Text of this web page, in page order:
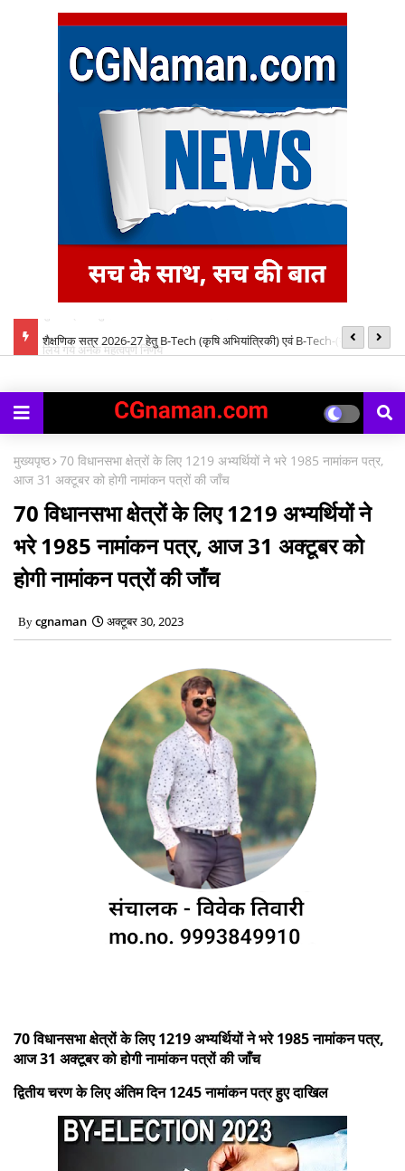
में शैक्षणिक सत्र 2026-27 हेतु B-Tech (कृषि अभियांत्रिकी) एवं B-Tech-(खाद्य
काउंसिलिंग प्रारंभ
मुख्यपृष्ठ 70 विधानसभा क्षेत्रों के लिए 1219 अभ्यर्थियों ने भरे 1985 नामांकन पत्र,
आज 31 अक्टूबर को होगी नामांकन पत्रों की जाँच
70 विधानसभा क्षेत्रों के लिए 1219 अभ्यर्थियों ने
भरे 1985 नामांकन पत्र, आज 31 अक्टूबर को
होगी नामांकन पत्रों की जाँच
cgnaman अक्टूबर 30, 2023
70 विधानसभा क्षेत्रों के लिए 1219 अभ्यर्थियों ने भरे 1985 नामांकन पत्र,
आज 31 अक्टूबर को होगी नामांकन पत्रों की जाँच
द्वितीय चरण के लिए अंतिम दिन 1245 नामांकन पत्र हुए दाखिल